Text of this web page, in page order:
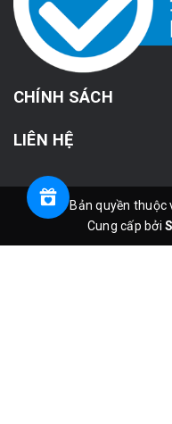
CHÍNH SÁCH
LIÊN HỆ
© Bản quyền thuộc
Cung cấp bởi